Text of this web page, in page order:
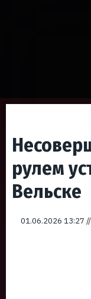
рулем
Вельске
01.06.2026 13:27 //